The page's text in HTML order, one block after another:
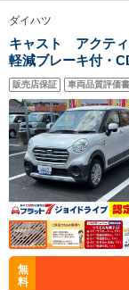
ダイハツ
キャスト アクテ
軽減ブレーキ付・
販売店保証 車両品質評価
無
料